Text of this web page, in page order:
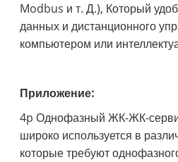
Modbus и т. Д.), Который
данных и дистанционного
компьютером или
Приложение:
4p Однофазный ЖК-ЖК-
широко используется в
которые требуют